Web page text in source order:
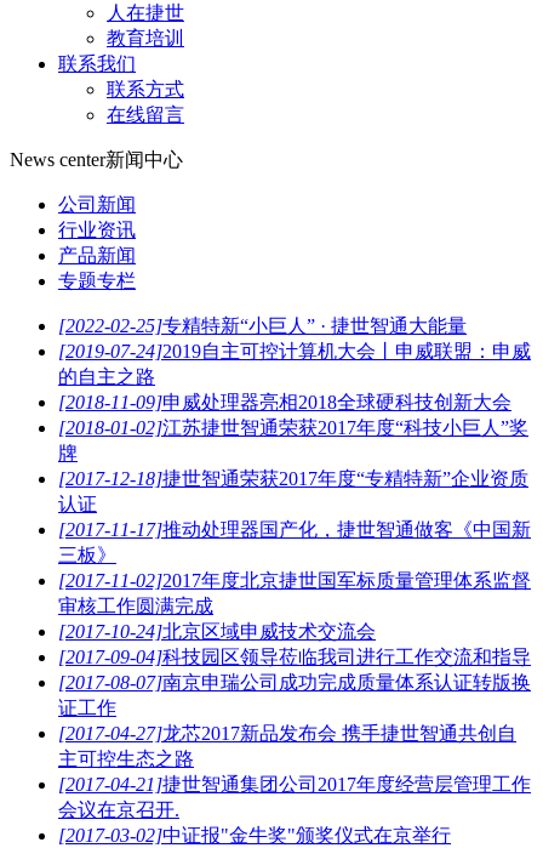
人在捷世
教育培训
联系我们
联系方式
在线留言
News center新闻中心
公司新闻
行业资讯
产品新闻
专题专栏
[2022-02-25]专精特新“小巨人” · 捷世智通大能量
[2019-07-24]2019自主可控计算机大会丨申威联盟：申威
的自主之路
[2018-11-09]申威处理器亮相2018全球硬科技创新大会
[2018-01-02]江苏捷世智通荣获2017年度“科技小巨人”奖
牌
[2017-12-18]捷世智通荣获2017年度“专精特新”企业资质
认证
[2017-11-17]推动处理器国产化，捷世智通做客《中国新
三板》
[2017-11-02]2017年度北京捷世国军标质量管理体系监督
审核工作圆满完成
[2017-10-24]北京区域申威技术交流会
[2017-09-04]科技园区领导莅临我司进行工作交流和指导
[2017-08-07]南京申瑞公司成功完成质量体系认证转版换
证工作
[2017-04-27]龙芯2017新品发布会 携手捷世智通共创自
主可控生态之路
[2017-04-21]捷世智通集团公司2017年度经营层管理工作
会议在京召开.
[2017-03-02]中证报"金牛奖"颁奖仪式在京举行